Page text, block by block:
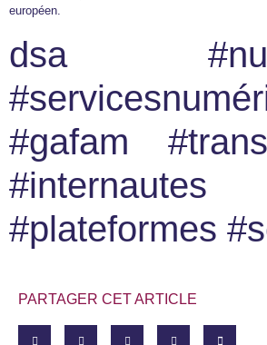
européen.
dsa
#gafam
#internautes
#plateformes
PARTAGER CET ARTICLE